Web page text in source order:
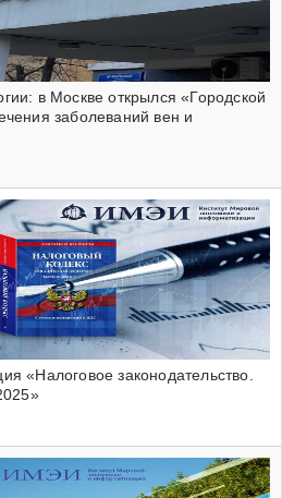
в Москве открылся «Городской
заболеваний вен и
«Налоговое законодательство.